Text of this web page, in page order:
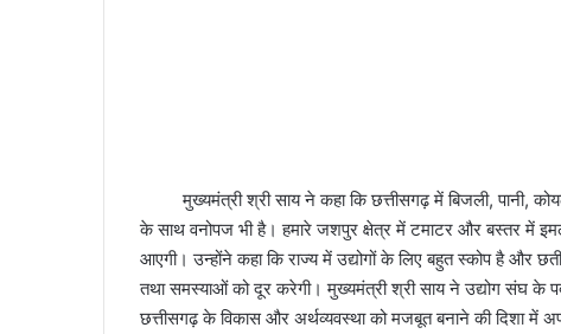
मुख्यमंत्री श्री साय ने कहा कि छत्तीसगढ़ में बिजली, पानी,
के साथ वनोपज भी है। हमारे जशपुर क्षेत्र में टमाटर और बस्तर में
आएगी। उन्होंने कहा कि राज्य में उद्योगों के लिए बहुत स्कोप है और
तथा समस्याओं को दूर करेगी। मुख्यमंत्री श्री साय ने उद्योग संघ के
छत्तीसगढ़ के विकास और अर्थव्यवस्था को मजबूत बनाने की दिशा में